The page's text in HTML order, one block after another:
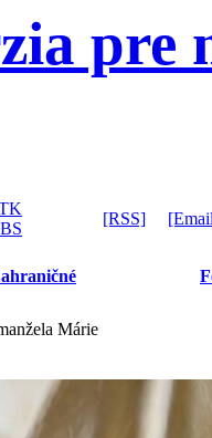
pre
[RSS]
Márie